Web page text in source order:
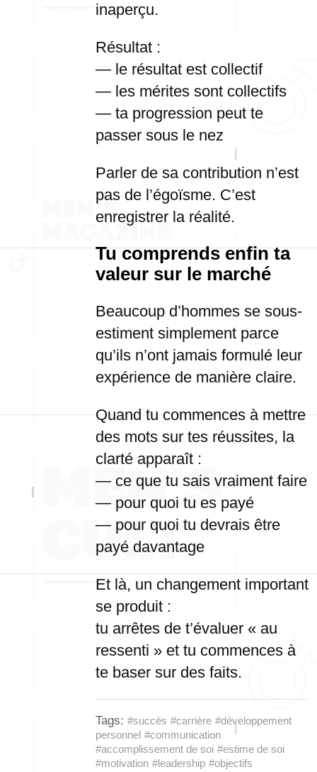
inaperçu.
Résultat :
— le résultat est collectif
— les mérites sont collectifs
— ta progression peut te
passer sous le nez
Parler de sa contribution n’est
pas de l’égoïsme. C’est
enregistrer la réalité.
Tu comprends enfin ta
valeur sur le marché
Beaucoup d’hommes se sous-
estiment simplement parce
qu’ils n’ont jamais formulé leur
expérience de manière claire.
Quand tu commences à mettre
des mots sur tes réussites, la
clarté apparaît :
— ce que tu sais vraiment faire
— pour quoi tu es payé
— pour quoi tu devrais être
payé davantage
Et là, un changement important
se produit :
tu arrêtes de t’évaluer « au
ressenti » et tu commences à
te baser sur des faits.
Tags: #succès #carrière #développement
personnel #communication
#accomplissement de soi #estime de soi
#motivation #leadership #objectifs